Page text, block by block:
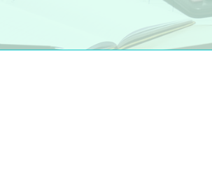
法定後見制度 デメリット